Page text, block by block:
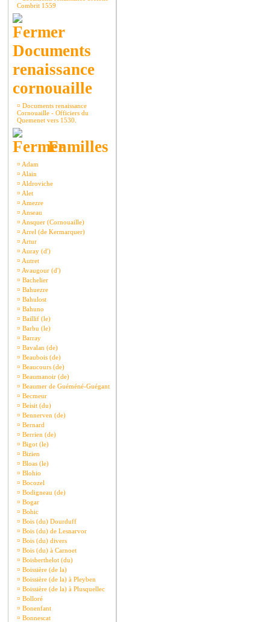
Combrit 1559
Documents
renaissance
cornouaille
¤ Documents renaissance
Cornouaille - Officiers du
Quemenet vers 1530.
Familles
¤ Adam
¤ Alain
¤ Aldroviche
¤ Alet
¤ Amezre
¤ Anseau
¤ Ansquer (Cornouaille)
¤ Arrel (de Kermarquer)
¤ Artur
¤ Auray (d')
¤ Autret
¤ Avaugour (d')
¤ Bachelier
¤ Bahuezre
¤ Bahulost
¤ Bahuno
¤ Baillif (le)
¤ Barbu (le)
¤ Barray
¤ Bavalan (de)
¤ Beaubois (de)
¤ Beaucours (de)
¤ Beaumanoir (de)
¤ Beaumer de Guéméné-Guégant
¤ Becmeur
¤ Beisit (du)
¤ Bennerven (de)
¤ Bernard
¤ Berrien (de)
¤ Bigot (le)
¤ Bizien
¤ Bloas (le)
¤ Blohio
¤ Bocozel
¤ Bodigneau (de)
¤ Bogar
¤ Bohic
¤ Bois (du) Dourduff
¤ Bois (du) de Lesnarvor
¤ Bois (du) divers
¤ Bois (du) à Carnoet
¤ Boisberthelot (du)
¤ Boissière (de la)
¤ Boissière (de la) à Pleyben
¤ Boissière (de la) à Plusquellec
¤ Bolloré
¤ Bonenfant
¤ Bonnescat